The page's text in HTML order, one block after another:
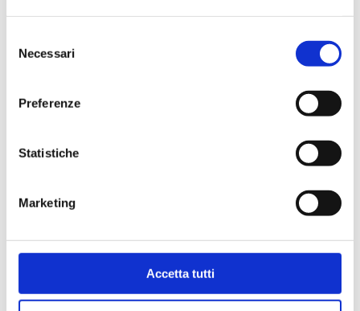
delNecessari
Preferenze
Statistiche
Marketing
Accetta tutti
Vai al prodotto